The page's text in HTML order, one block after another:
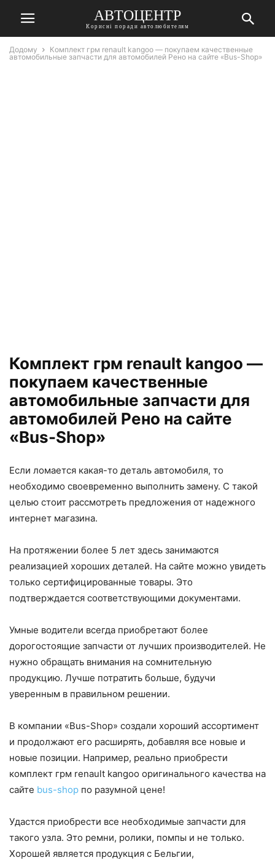
АВТОЦЕНТР
Корисні поради автолюбителям
Додому
Комплект грм renault kangoo — покупаем качественные
автомобильные запчасти для автомобилей Рено на сайте «Bus-Shop»
Комплект грм renault kangoo —
покупаем качественные
автомобильные запчасти для
автомобилей Рено на сайте
«Bus-Shop»
Если ломается какая-то деталь автомобиля, то
необходимо своевременно выполнить замену. С такой
целью стоит рассмотреть предложения от надежного
интернет магазина.
На протяжении более 5 лет здесь занимаются
реализацией хороших деталей. На сайте можно увидеть
только сертифицированные товары. Это
подтверждается соответствующими документами.
Умные водители всегда приобретают более
дорогостоящие запчасти от лучших производителей. Не
нужно обращать внимания на сомнительную
продукцию. Лучше потратить больше, будучи
уверенным в правильном решении.
В компании «Bus-Shop» создали хороший ассортимент
и продолжают его расширять, добавляя все новые и
новые позиции. Например, реально приобрести
комплект грм renault kangoo оригинального качества на
сайте bus-shop по разумной цене!
Удастся приобрести все необходимые запчасти для
такого узла. Это ремни, ролики, помпы и не только.
Хорошей является продукция с Бельгии,